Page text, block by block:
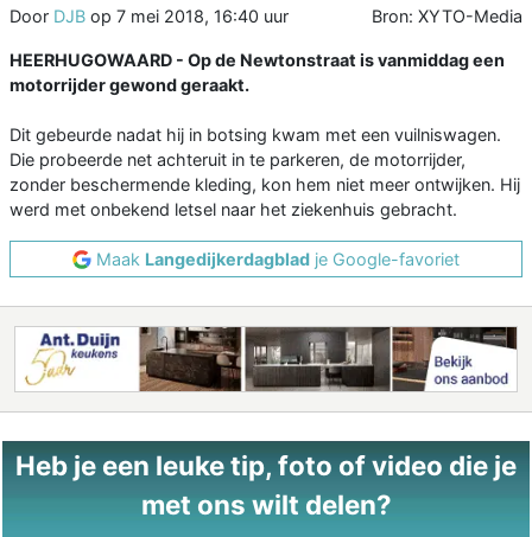
Door DJB op 7 mei 2018, 16:40 uur Bron: XYTO-Media
HEERHUGOWAARD - Op de Newtonstraat is vanmiddag een
motorrijder gewond geraakt.
Dit gebeurde nadat hij in botsing kwam met een vuilniswagen.
Die probeerde net achteruit in te parkeren, de motorrijder,
zonder beschermende kleding, kon hem niet meer ontwijken. Hij
werd met onbekend letsel naar het ziekenhuis gebracht.
Maak Langedijkerdagblad je Google-favoriet
Heb je een leuke tip, foto of video die je
met ons wilt delen?